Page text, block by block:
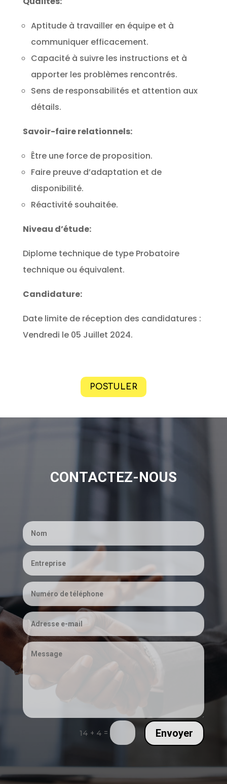
Aptitude à travailler en équipe et à
communiquer efficacement.
Capacité à suivre les instructions et à
apporter les problèmes rencontrés.
Sens de responsabilités et attention aux
détails.
Savoir-faire relationnels:
Être une force de proposition.
Faire preuve d’adaptation et de
disponibilité.
Réactivité souhaitée.
Niveau d’étude:
Diplome technique de type Probatoire
technique ou équivalent.
Candidature:
Date limite de réception des candidatures :
Vendredi le 05 Juillet 2024.
POSTULER
CONTACTEZ-NOUS
14 + 4 = Envoyer